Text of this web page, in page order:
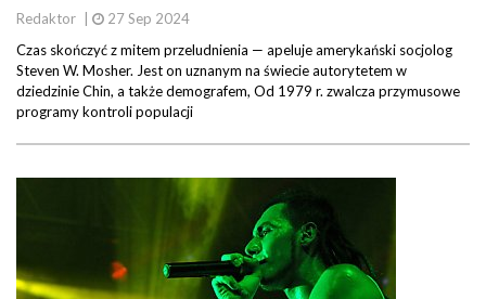
Redaktor
27 Sep 2024
Czas skończyć z mitem przeludnienia — apeluje amerykański socjolog
Steven W. Mosher. Jest on uznanym na świecie autorytetem w
dziedzinie Chin, a także demografem, Od 1979 r. zwalcza przymusowe
programy kontroli populacji